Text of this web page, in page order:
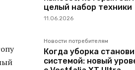
целый набор техники
11.06.2026
Новости потребителям
Когда уборка
системой: новый